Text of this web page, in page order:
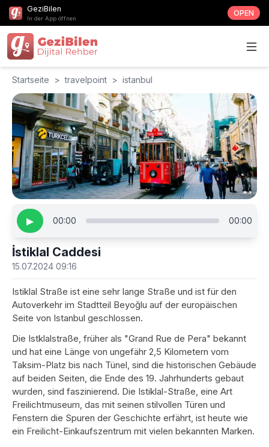
GeziBilen
In der App öffnen
OPEN
Startseite > travelpoint > istanbul
▶ 00:00 00:00
İstiklal Caddesi
15.07.2024 09:16
Istiklal Straße ist eine sehr lange Straße und ist für den
Autoverkehr im Stadtteil Beyoğlu auf der europäischen
Seite von Istanbul geschlossen.
Die Istklalstraße, früher als "Grand Rue de Pera" bekannt
und hat eine Länge von ungefähr 2,5 Kilometern vom
Taksim-Platz bis nach Tünel, sind die historischen Gebäude
auf beiden Seiten, die Ende des 19. Jahrhunderts gebaut
wurden, sind faszinierend. Die Istiklal-Straße, eine Art
Freilichtmuseum, das mit seinen stilvollen Türen und
Fenstern die Spuren der Geschichte erfährt, ist heute wie
ein Freilicht-Einkaufszentrum mit vielen bekannten Marken.